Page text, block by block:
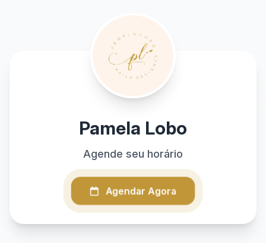
Pamela Lobo
Agende seu horário
Agendar Agora